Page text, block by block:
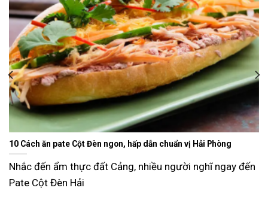
ngon, hấp dẫn chuẩn vị Hải Phòng
Cảng, nhiều người nghĩ ngay đến
Ăn gì ngày Tết sao cho đỡ ngán và lạ miệng? Gợi ý
Tết Nguyên Đán là dịp sum vầy, nhưng cũng